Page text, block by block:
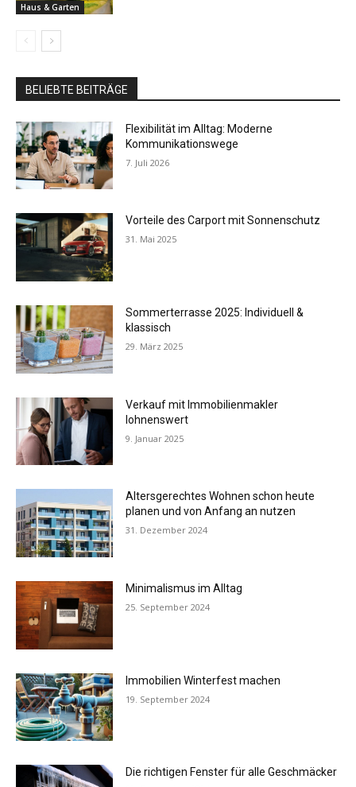
Haus & Garten
BELIEBTE BEITRÄGE
Flexibilität im Alltag: Moderne
Kommunikationswege
7. Juli 2026
Vorteile des Carport mit Sonnenschutz
31. Mai 2025
Sommerterrasse 2025: Individuell &
klassisch
29. März 2025
Verkauf mit Immobilienmakler
lohnenswert
9. Januar 2025
Altersgerechtes Wohnen schon heute
planen und von Anfang an nutzen
31. Dezember 2024
Minimalismus im Alltag
25. September 2024
Immobilien Winterfest machen
19. September 2024
Die richtigen Fenster für alle Geschmäcker